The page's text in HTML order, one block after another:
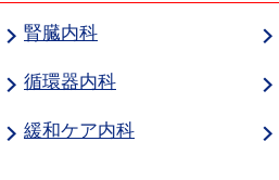
腎臓内科
循環器内科
緩和ケア内科